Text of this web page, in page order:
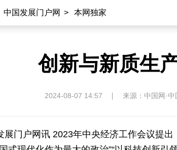
中国发展门户网 > 本网独家
创新与新质生
2024-08-07 14:57 来源：中国网·
展门户网讯 2023年中央经济工作会议提出